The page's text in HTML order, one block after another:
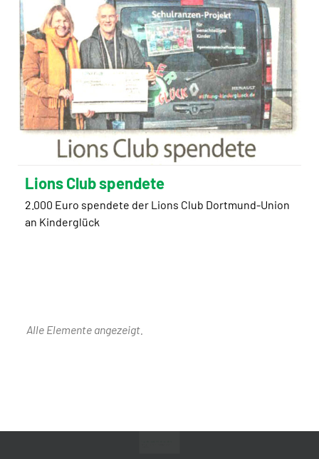
Lions Club spendete
2.000 Euro spendete der Lions Club Dortmund-Union
an Kinderglück